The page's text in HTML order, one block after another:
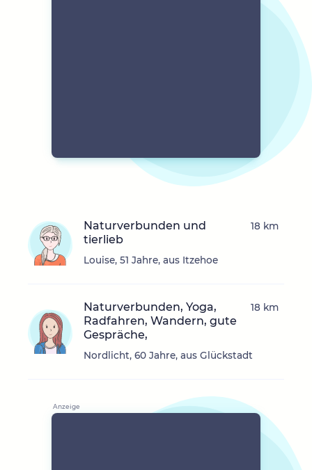
Naturverbunden und
tierlieb
Louise, 51 Jahre, aus Itzehoe
18 km
Naturverbunden, Yoga,
Radfahren, Wandern, gute
Gespräche,
Nordlicht, 60 Jahre, aus Glückstadt
18 km